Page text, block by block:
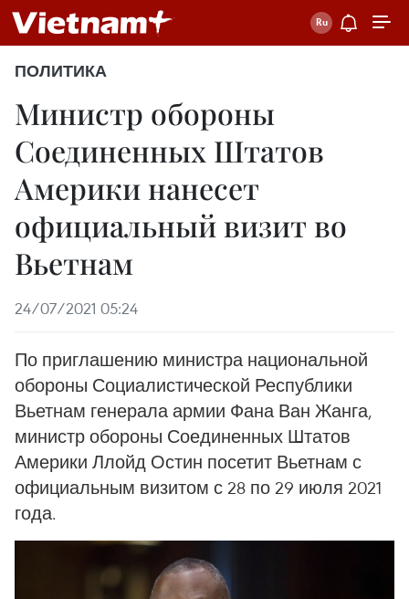
ПОЛИТИКА
Министр обороны
Соединенных Штатов
Америки нанесет
официальный визит во
Вьетнам
24/07/2021 05:24
По приглашению министра национальной
обороны Социалистической Республики
Вьетнам генерала армии Фана Ван Жанга,
министр обороны Соединенных Штатов
Америки Ллойд Остин посетит Вьетнам с
официальным визитом с 28 по 29 июля 2021
года.